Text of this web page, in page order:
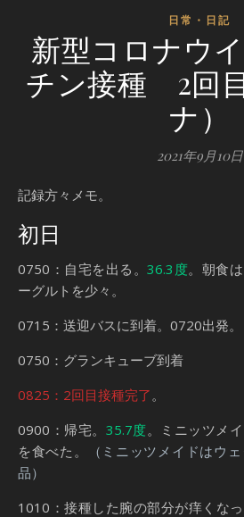
日常・日記
新型コロナウ
チン接種 2回
ナ）
2021年9月10日
記録方々メモ。
初日
0750：自宅を出る。36.3度。朝食
ーグルトを少々。
0715：送迎バスに到着。0720出発。
0750：グランキューブ到着
0825：2回目接種完了。
0900：帰宅。 35.7度。ミニッツメ
を食べた。
（ミニッツメイドはウ
品）
1010：接種した腕の部分が痒くな